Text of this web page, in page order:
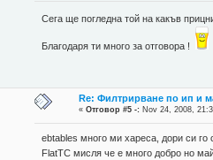
Сега ще погледна той на какъв
Благодаря ти много за отговора !
Re: Филтрирване по ип и
«Отговор #5 -: Nov 24, 2008,
ebtables много ми хареса, дори си
FlatTC мисля че е много добро но